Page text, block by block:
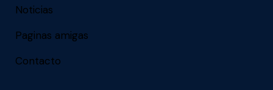
Noticias
Paginas amigas
Contacto